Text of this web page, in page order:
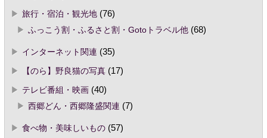
旅行・宿泊・観光地(76)
ふっこう割・ふるさと割・Gotoトラベル他(68)
インターネット関連 (35)
【のら】野良猫の写真(17)
テレビ番組・映画(40)
西郷どん・西郷隆盛関連 (7)
食べ物・美味しいもの(57)